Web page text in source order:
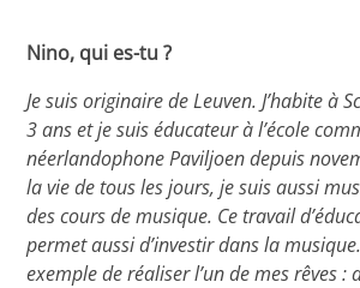
Nino, qui es-tu ?
Je suis originaire de Leuven. J’habite à
3 ans et je suis éducateur à l’école
néerlandophone Paviljoen depuis
la vie de tous les jours, je suis aussi
des cours de musique. Ce travail
permet aussi d’investir dans la
exemple de réaliser l’un de mes rêves :